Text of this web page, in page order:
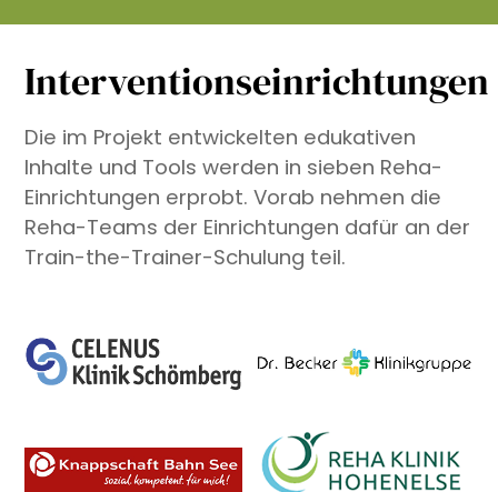
Interventionseinrichtungen
Die im Projekt entwickelten edukativen
Inhalte und Tools werden in sieben Reha-
Einrichtungen erprobt. Vorab nehmen die
Reha-Teams der Einrichtungen dafür an der
Train-the-Trainer-Schulung teil.